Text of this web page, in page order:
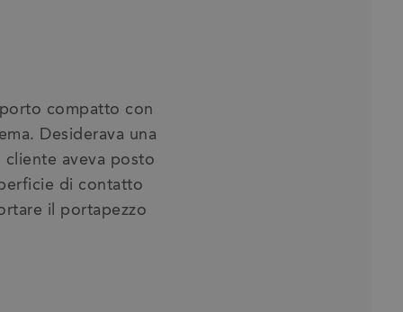
compatto con
Desiderava una
aveva posto
di contatto
il portapezzo